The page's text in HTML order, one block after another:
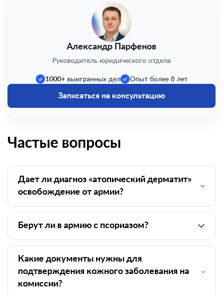
Александр Парфенов
Руководитель юридического отдела
1000+выигранных дел Опыт более 8 лет
Записаться на консультацию
Частые вопросы
Дает ли диагноз «атопический дерматит»
освобождение от армии?
Берут ли в армию с псориазом?
Какие документы нужны для
подтверждения кожного заболевания на
комиссии?